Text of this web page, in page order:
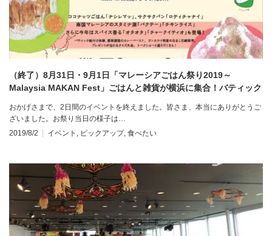
（終了）8月31日・9月1日「マレーシアごはん祭り2019～
Malaysia MAKAN Fest」ごはんと雑貨が横浜に集合！バティック
Yokohama, entrance free 雨天決行！室内です
おかげさまで、2日間のイベントを終えました。皆さま、本当にありがとうご
ざいました。お祭り当日の様子は…
2019/8/2
イベント ピックアップ, 食べたい